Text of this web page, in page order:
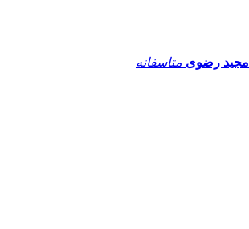
مجید رضوی متاسفانه